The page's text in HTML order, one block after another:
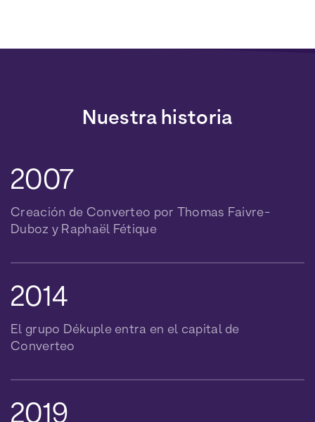
Nuestra historia
Creación de Converteo por Thomas Faivre-
Duboz y Raphaël Fétique
El grupo Dékuple entra en el capital de
Converteo